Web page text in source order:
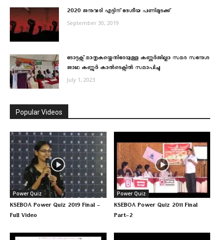
2020 ജനുവരി എട്ടിന് ദേശീയ പണിമുടക്ക്
September 30, 2019
ടോട്ടക്സ് മാതൃകയ്ക്കെതിരേയുള്ള കണ്ണുര്‍ജില്ലാ സമര സന്ദേശ
ജാഥ കണ്ണൂര്‍ കാല്‍ടെക്സില്‍ സമാപിച്ചു
July 1, 2023
Popular Videos
Power Quiz
KSEBOA Power Quiz 2019 Final –
Full Video
Power Quiz
KSEBOA Power Quiz 2011 Final
Part-2